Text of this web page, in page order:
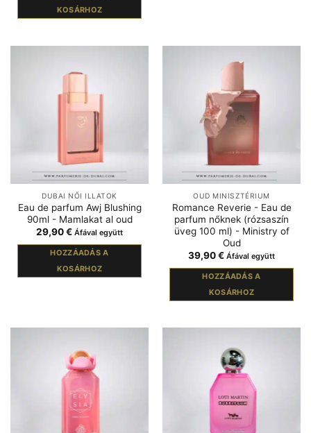
KOSÁRHOZ
DUBAI NŐI ILLATOK
Eau de parfum Awj Blushing
90ml - Mamlakat al oud
29,90€ Áfával együtt
HOZZÁADÁS A
KOSÁRHOZ
OUD MINISZTÉRIUM
Romance Reverie - Eau de
parfum nőknek (rózsaszín
üveg 100 ml) - Ministry of
Oud
39,90€ Áfával együtt
HOZZÁADÁS A
KOSÁRHOZ